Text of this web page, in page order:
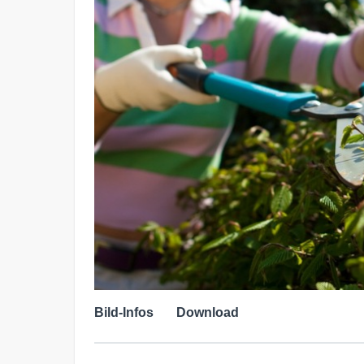
Bild-Infos Download